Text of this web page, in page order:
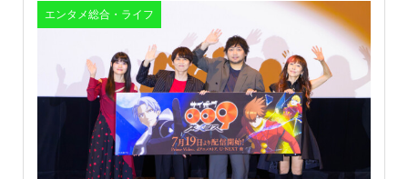
エンタメ総合・ライフ